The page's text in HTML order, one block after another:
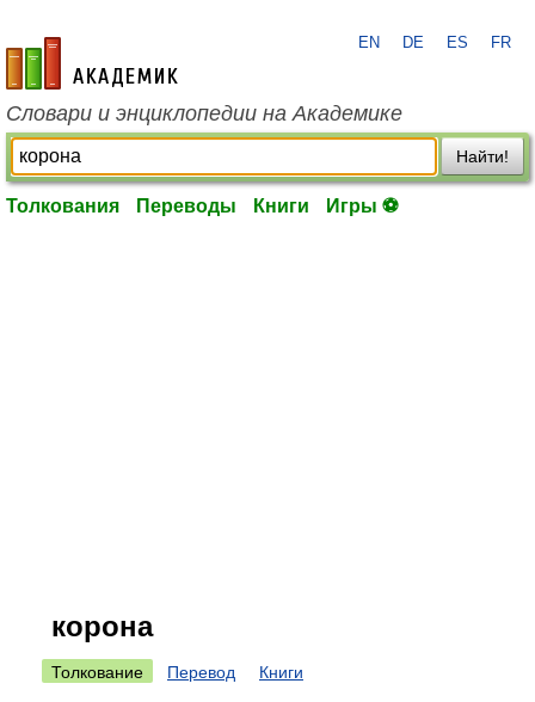
academic.ru
EN DE ES FR
Словари и энциклопедии на Академике
Найти!
Толкования Переводы Книги Игры ⚽
корона
Толкование Перевод Книги